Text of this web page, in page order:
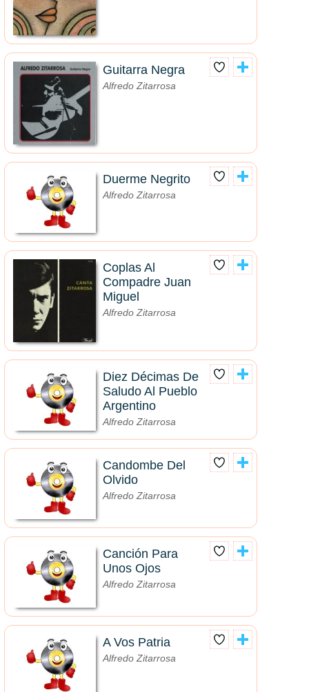
Guitarra Negra
Alfredo Zitarrosa
Duerme Negrito
Alfredo Zitarrosa
Coplas Al
Compadre Juan
Miguel
Alfredo Zitarrosa
Diez Décimas De
Saludo Al Pueblo
Argentino
Alfredo Zitarrosa
Candombe Del
Olvido
Alfredo Zitarrosa
Canción Para
Unos Ojos
Alfredo Zitarrosa
A Vos Patria
Alfredo Zitarrosa